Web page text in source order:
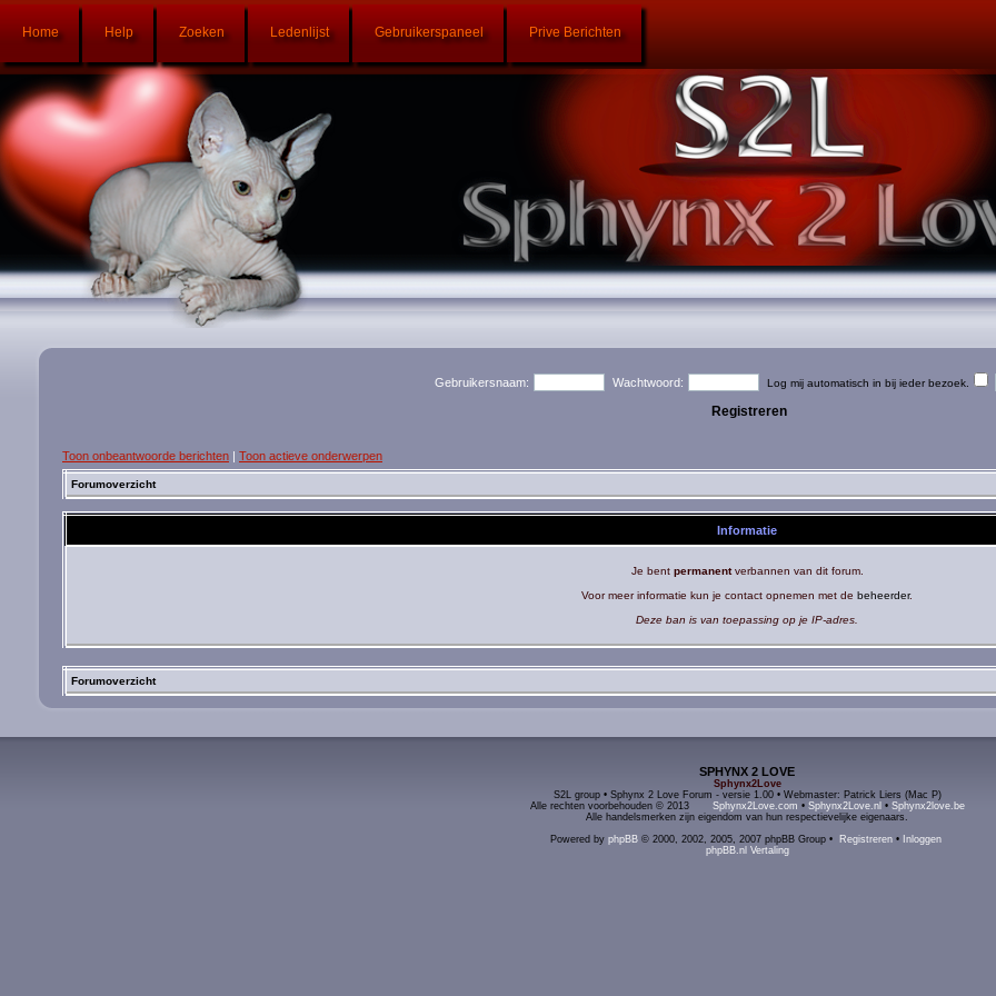
Home Help Zoeken Ledenlijst Gebruikerspaneel Prive Berichten
Gebruikersnaam: Wachtwoord: Log mij automatisch in bij ieder bezoek.
Registreren
Toon onbeantwoorde berichten | Toon actieve onderwerpen
Forumoverzicht
Informatie
Je bent permanentverbannen van dit forum.
Voor meer informatie kun je contact opnemen met de beheerder.
Deze ban is van toepassing op je IP-adres.
Forumoverzicht
SPHYNX 2 LOVE
Sphynx2Love
S2L group • Sphynx 2 Love Forum - versie 1.00 • Webmaster: Patrick Liers (Mac P)
Alle rechten voorbehouden © 2013 Sphynx2Love.com • Sphynx2Love.nl • Sphynx2love.be
Alle handelsmerken zijn eigendom van hun respectievelijke eigenaars.
Powered by phpBB© 2000, 2002, 2005, 2007 phpBB Group • Registreren• Inloggen
phpBB.nl Vertaling